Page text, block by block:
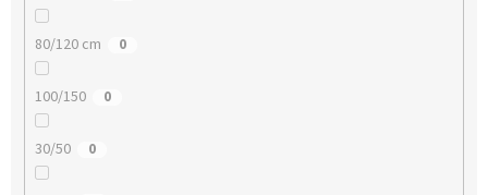
80/120 cm 0
100/150 0
30/50 0